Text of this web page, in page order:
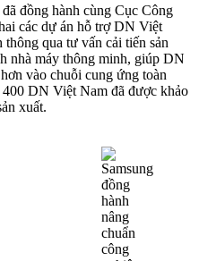
đồng hành cùng Cục Công
các dự án hỗ trợ DN Việt
qua tư vấn cải tiến sản
nhà máy thông minh, giúp DN
vào chuỗi cung ứng toàn
DN Việt Nam đã được khảo
xuất.